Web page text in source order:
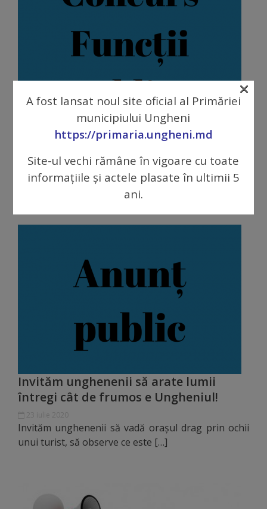
Înscrierea
în
grădiniță/Plăți
Înterprinderi
municipale
Plus
Arhitectură
urbanism
Transparență
decizională
Proiecte
Atenție, concurs!
Se anunță concurs pentru funcția de Responsabil
Tehnic în cadrul Proiectului ”Eficientizarea
infrastructurii publice […]
Invităm unghenenii să arate lumii
întregi cât de frumos e Ungheniul!
23 iulie 2020
Invităm unghenenii să vadă orașul drag prin ochii
unui turist, să observe ce este […]
A fost lansat noul site oficial al Primăriei
municipiului Ungheni
https://primaria.ungheni.md
Site-ul vechi rămâne în vigoare cu toate
informațiile și actele plasate în ultimii 5
ani.
×